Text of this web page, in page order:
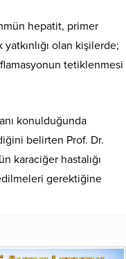
hepatit, primer
olan kişilerde;
tetiklenmesi
konulduğunda
belirten Prof. Dr.
karaciğer hastalığı
gerektiğine